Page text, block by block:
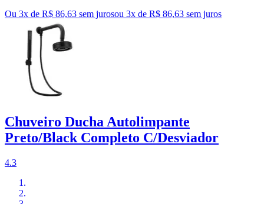
Ou 3x de R$ 86,63 sem jurosou 3x de R$ 86,63 sem juros
Chuveiro Ducha Autolimpante
Preto/Black Completo C/Desviador
4.3